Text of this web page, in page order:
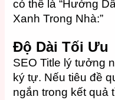
có thể là “Hướng
Xanh Trong Nhà:”
Độ Dài Tối Ưu
SEO Title lý tưởng
ký tự. Nếu tiêu đề
ngắn trong kết quả